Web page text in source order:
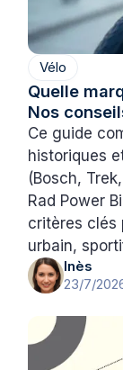
Vélo
Quelle
Nos
Ce guide
historiques
(Bosch,
Rad Power
critères clés
urbain,
Inès
23/7/